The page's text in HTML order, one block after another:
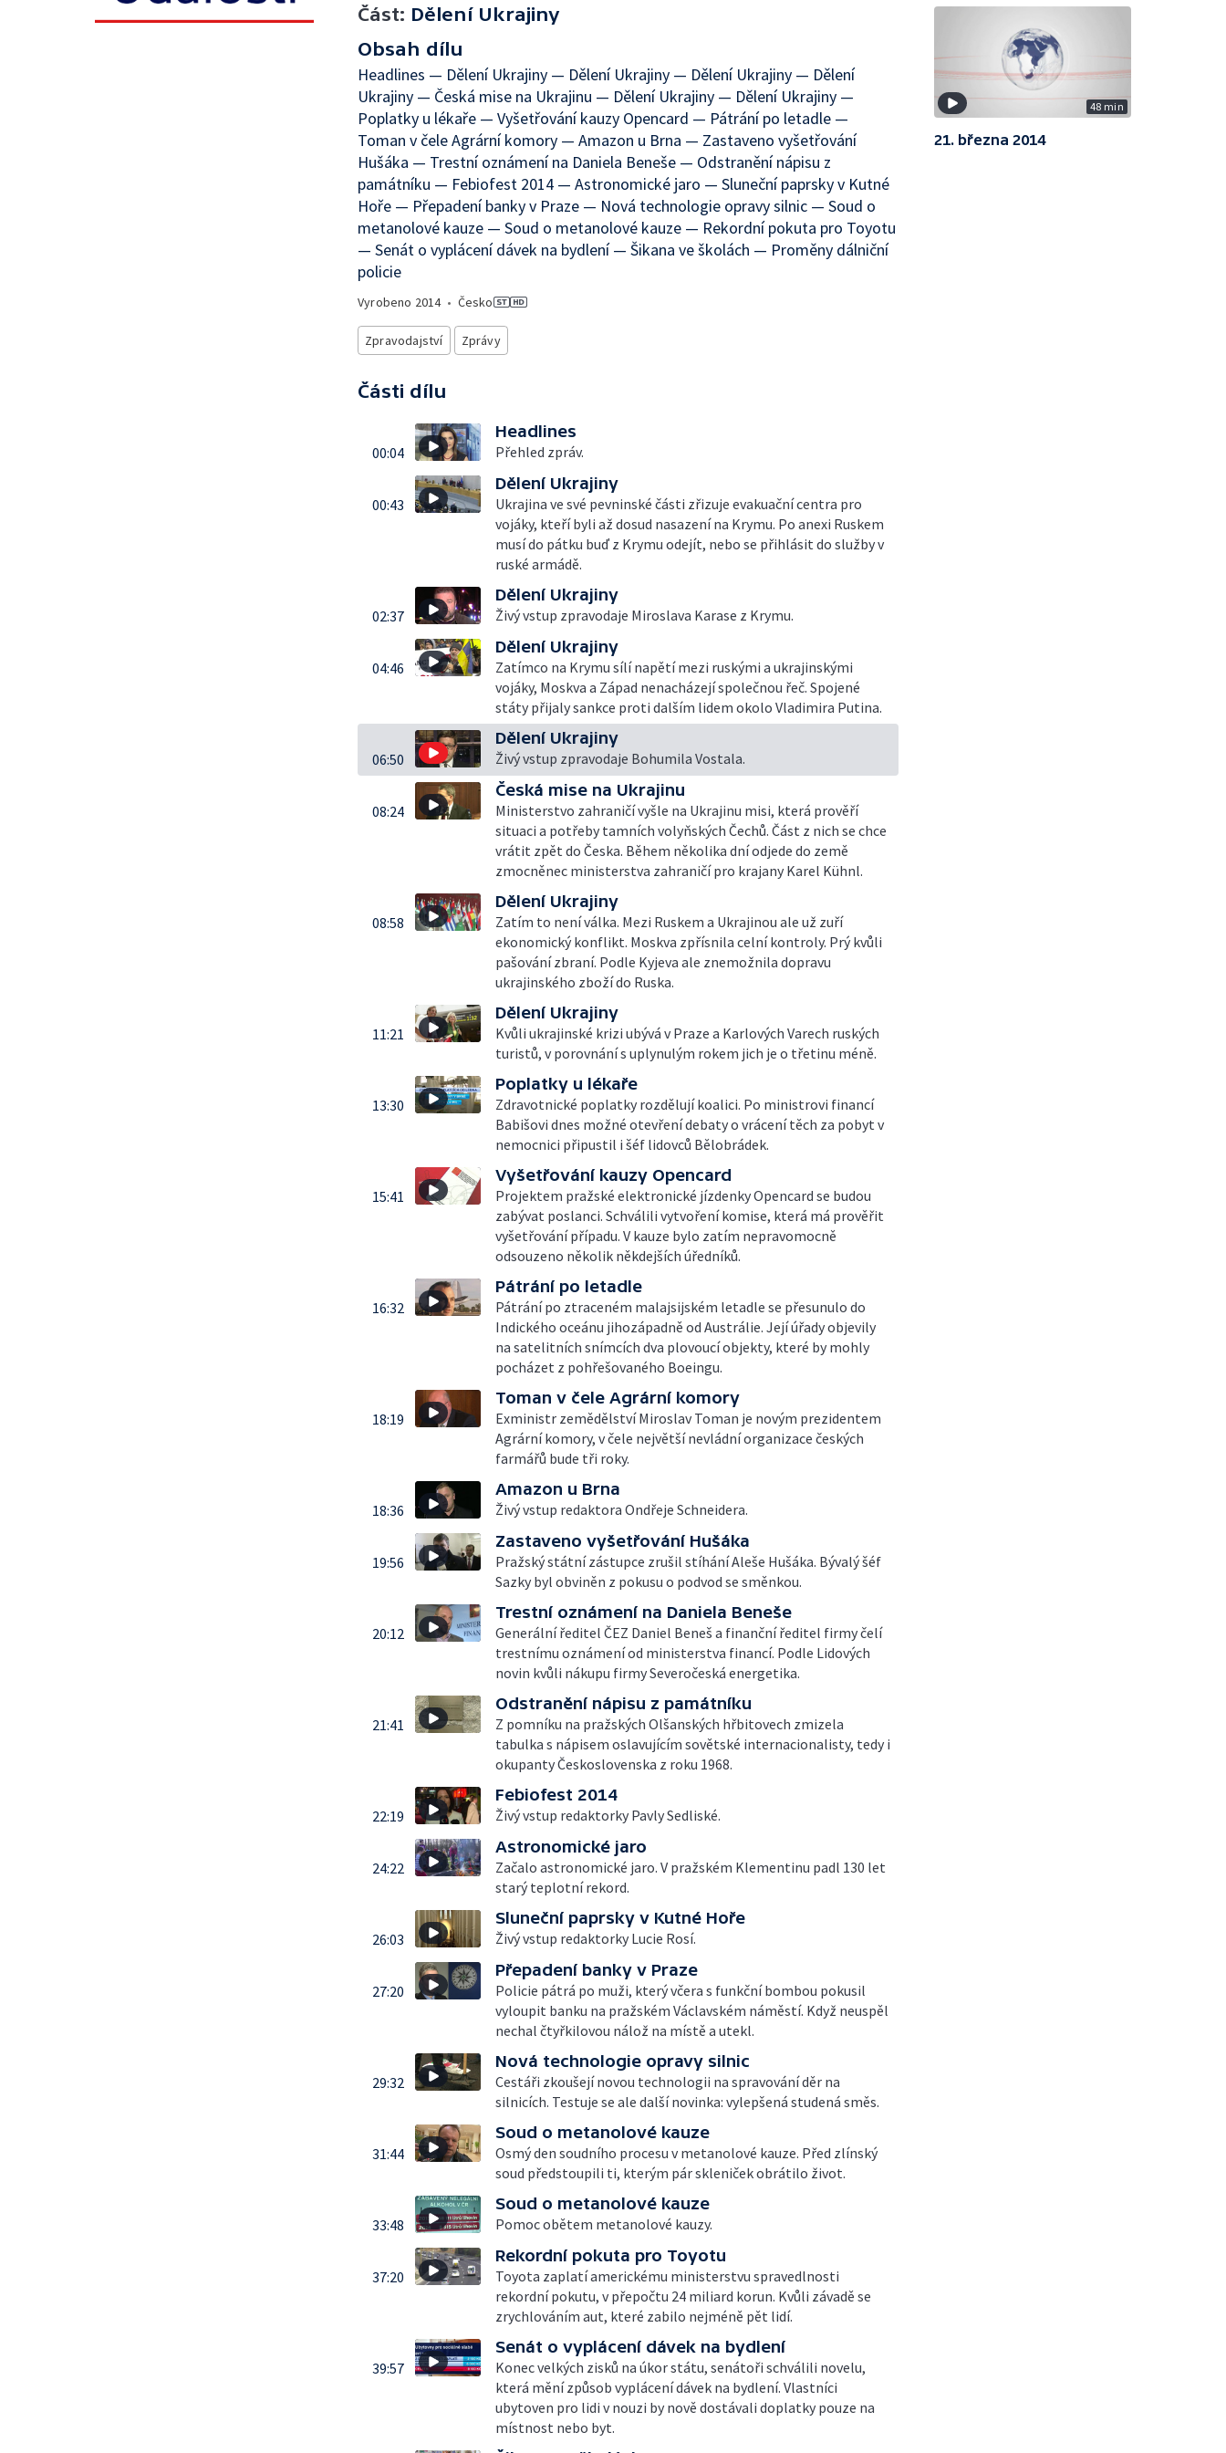
Část: Dělení Ukrajiny
Obsah dílu
Headlines — Dělení Ukrajiny — Dělení Ukrajiny — Dělení Ukrajiny — Dělení
Ukrajiny — Česká mise na Ukrajinu — Dělení Ukrajiny — Dělení Ukrajiny —
Poplatky u lékaře — Vyšetřování kauzy Opencard — Pátrání po letadle —
Toman v čele Agrární komory — Amazon u Brna — Zastaveno vyšetřování
Hušáka — Trestní oznámení na Daniela Beneše — Odstranění nápisu z
památníku — Febiofest 2014 — Astronomické jaro — Sluneční paprsky v Kutné
Hoře — Přepadení banky v Praze — Nová technologie opravy silnic — Soud o
metanolové kauze — Soud o metanolové kauze — Rekordní pokuta pro Toyotu
— Senát o vyplácení dávek na bydlení — Šikana ve školách — Proměny dálniční
policie
Vyrobeno 2014• Česko
Zpravodajství Zprávy
Části dílu
00:04
Headlines
Přehled zpráv.
00:43
Dělení Ukrajiny
Ukrajina ve své pevninské části zřizuje evakuační centra pro
vojáky, kteří byli až dosud nasazení na Krymu. Po anexi Ruskem
musí do pátku buď z Krymu odejít, nebo se přihlásit do služby v
ruské armádě.
02:37
Dělení Ukrajiny
Živý vstup zpravodaje Miroslava Karase z Krymu.
04:46
Dělení Ukrajiny
Zatímco na Krymu sílí napětí mezi ruskými a ukrajinskými
vojáky, Moskva a Západ nenacházejí společnou řeč. Spojené
státy přijaly sankce proti dalším lidem okolo Vladimira Putina.
06:50
Dělení Ukrajiny
Živý vstup zpravodaje Bohumila Vostala.
08:24
Česká mise na Ukrajinu
Ministerstvo zahraničí vyšle na Ukrajinu misi, která prověří
situaci a potřeby tamních volyňských Čechů. Část z nich se chce
vrátit zpět do Česka. Během několika dní odjede do země
zmocněnec ministerstva zahraničí pro krajany Karel Kühnl.
08:58
Dělení Ukrajiny
Zatím to není válka. Mezi Ruskem a Ukrajinou ale už zuří
ekonomický konflikt. Moskva zpřísnila celní kontroly. Prý kvůli
pašování zbraní. Podle Kyjeva ale znemožnila dopravu
ukrajinského zboží do Ruska.
11:21
Dělení Ukrajiny
Kvůli ukrajinské krizi ubývá v Praze a Karlových Varech ruských
turistů, v porovnání s uplynulým rokem jich je o třetinu méně.
13:30
Poplatky u lékaře
Zdravotnické poplatky rozdělují koalici. Po ministrovi financí
Babišovi dnes možné otevření debaty o vrácení těch za pobyt v
nemocnici připustil i šéf lidovců Bělobrádek.
15:41
Vyšetřování kauzy Opencard
Projektem pražské elektronické jízdenky Opencard se budou
zabývat poslanci. Schválili vytvoření komise, která má prověřit
vyšetřování případu. V kauze bylo zatím nepravomocně
odsouzeno několik někdejších úředníků.
16:32
Pátrání po letadle
Pátrání po ztraceném malajsijském letadle se přesunulo do
Indického oceánu jihozápadně od Austrálie. Její úřady objevily
na satelitních snímcích dva plovoucí objekty, které by mohly
pocházet z pohřešovaného Boeingu.
18:19
Toman v čele Agrární komory
Exministr zemědělství Miroslav Toman je novým prezidentem
Agrární komory, v čele největší nevládní organizace českých
farmářů bude tři roky.
18:36
Amazon u Brna
Živý vstup redaktora Ondřeje Schneidera.
19:56
Zastaveno vyšetřování Hušáka
Pražský státní zástupce zrušil stíhání Aleše Hušáka. Bývalý šéf
Sazky byl obviněn z pokusu o podvod se směnkou.
20:12
Trestní oznámení na Daniela Beneše
Generální ředitel ČEZ Daniel Beneš a finanční ředitel firmy čelí
trestnímu oznámení od ministerstva financí. Podle Lidových
novin kvůli nákupu firmy Severočeská energetika.
21:41
Odstranění nápisu z památníku
Z pomníku na pražských Olšanských hřbitovech zmizela
tabulka s nápisem oslavujícím sovětské internacionalisty, tedy i
okupanty Československa z roku 1968.
22:19
Febiofest 2014
Živý vstup redaktorky Pavly Sedliské.
24:22
Astronomické jaro
Začalo astronomické jaro. V pražském Klementinu padl 130 let
starý teplotní rekord.
26:03
Sluneční paprsky v Kutné Hoře
Živý vstup redaktorky Lucie Rosí.
27:20
Přepadení banky v Praze
Policie pátrá po muži, který včera s funkční bombou pokusil
vyloupit banku na pražském Václavském náměstí. Když neuspěl
nechal čtyřkilovou nálož na místě a utekl.
29:32
Nová technologie opravy silnic
Cestáři zkoušejí novou technologii na spravování děr na
silnicích. Testuje se ale další novinka: vylepšená studená směs.
31:44
Soud o metanolové kauze
Osmý den soudního procesu v metanolové kauze. Před zlínský
soud předstoupili ti, kterým pár skleniček obrátilo život.
33:48
Soud o metanolové kauze
Pomoc obětem metanolové kauzy.
37:20
Rekordní pokuta pro Toyotu
Toyota zaplatí americkému ministerstvu spravedlnosti
rekordní pokutu, v přepočtu 24 miliard korun. Kvůli závadě se
zrychlováním aut, které zabilo nejméně pět lidí.
39:57
Senát o vyplácení dávek na bydlení
Konec velkých zisků na úkor státu, senátoři schválili novelu,
která mění způsob vyplácení dávek na bydlení. Vlastníci
ubytoven pro lidi v nouzi by nově dostávali doplatky pouze na
místnost nebo byt.
48 min
21. března 2014